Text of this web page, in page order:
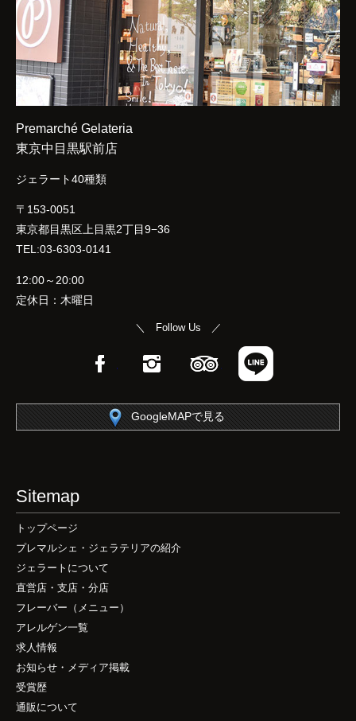
Premarché Gelateria
東京中目黒駅前店
ジェラート40種類
〒153-0051
東京都目黒区上目黒2丁目9−36
TEL:03-6303-0141
12:00～20:00
定休日：木曜日
＼ Follow Us ／
FacebookInstagramTripAdvisor
GoogleMAPで見る
Sitemap
トップページ
プレマルシェ・ジェラテリアの紹介
ジェラートについて
直営店・支店・分店
フレーバー（メニュー）
アレルゲン一覧
求人情報
お知らせ・メディア掲載
受賞歴
通販について